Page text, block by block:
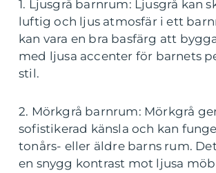
1. Ljusgrå barnrum: Ljusgrå kan
luftig och ljus atmosfär i ett
kan vara en bra basfärg att
med ljusa accenter för barnets
stil.
2. Mörkgrå barnrum: Mörkgrå
sofistikerad känsla och kan
tonårs- eller äldre barns rum.
en snygg kontrast mot ljusa